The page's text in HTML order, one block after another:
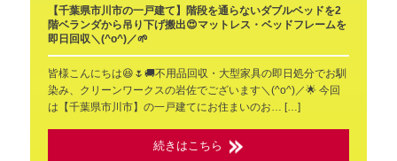
【千葉県市川市の一戸建て】階段を通らないダブルベッドを2
階ベランダから吊り下げ搬出😍マットレス・ベッドフレームを
即日回収＼(^o^)／🌱
皆様こんにちは😆🌷🚚不用品回収・大型家具の即日処分でお馴
染み、クリーンワークスの岩佐でございます＼(^o^)／🌟 今回
は【千葉県市川市】の一戸建てにお住まいのお… […]
続きはこちら